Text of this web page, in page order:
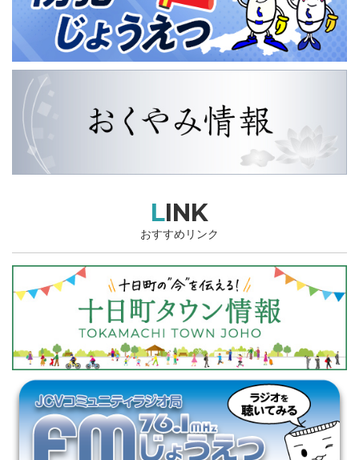
LINK
おすすめリンク